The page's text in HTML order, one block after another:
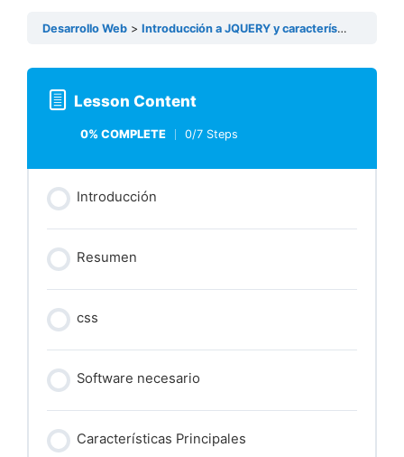
Desarrollo Web Introducción a JQUERY y características personales
Lesson Content
0% COMPLETE 0/7 Steps
Introducción
Resumen
css
Software necesario
Características Principales